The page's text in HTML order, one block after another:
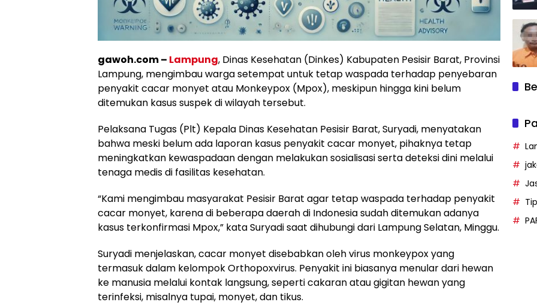
gawoh.com – Lampung, Dinas Kesehatan (Dinkes) Kabupaten Pesisir Barat, Provinsi
Lampung, mengimbau warga setempat untuk tetap waspada terhadap penyebaran
penyakit cacar monyet atau Monkeypox (Mpox), meskipun hingga kini belum
ditemukan kasus suspek di wilayah tersebut.
Pelaksana Tugas (Plt) Kepala Dinas Kesehatan Pesisir Barat, Suryadi, menyatakan
bahwa meski belum ada laporan kasus penyakit cacar monyet, pihaknya tetap
meningkatkan kewaspadaan dengan melakukan sosialisasi serta deteksi dini melalui
tenaga medis di fasilitas kesehatan.
“Kami mengimbau masyarakat Pesisir Barat agar tetap waspada terhadap penyakit
cacar monyet, karena di beberapa daerah di Indonesia sudah ditemukan adanya
kasus terkonfirmasi Mpox,” kata Suryadi saat dihubungi dari Lampung Selatan, Minggu.
Suryadi menjelaskan, cacar monyet disebabkan oleh virus monkeypox yang
termasuk dalam kelompok Orthopoxvirus. Penyakit ini biasanya menular dari hewan
ke manusia melalui kontak langsung, seperti cakaran atau gigitan hewan yang
terinfeksi, misalnya tupai, monyet, dan tikus.